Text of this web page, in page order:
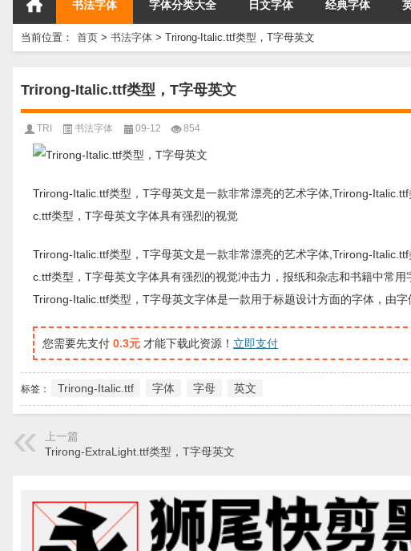
书法字体 字体分类大全 日文字体 经典字体
当前位置： 首页 > 书法字体 > Trirong-Italic.ttf类型，T字母英文
Trirong-Italic.ttf类型，T字母英文
TRI 书法字体 09-12 854
Trirong-Italic.ttf类型，T字母英文是一款非常漂亮的艺术字体,Trirong-
c.ttf类型，T字母英文字体具有强烈的视觉
Trirong-Italic.ttf类型，T字母英文是一款非常漂亮的艺术字体,Trirong-
c.ttf类型，T字母英文字体具有强烈的视觉冲击力，报纸和杂志和书籍中常
Trirong-Italic.ttf类型，T字母英文字体是一款用于标题设计方面的字体，由
您需要先支付 0.3元 才能下载此资源！ 立即支付
标签： Trirong-Italic.ttf 字体 字母 英文
上一篇
Trirong-ExtraLight.ttf类型，T字母英文